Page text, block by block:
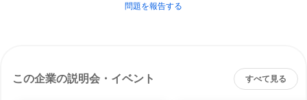
問題を報告する
この企業の説明会・イベント すべて見る